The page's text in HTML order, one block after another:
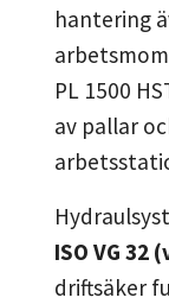
hantering
PL 1500
av pallar
ISO VG 32
driftsäker